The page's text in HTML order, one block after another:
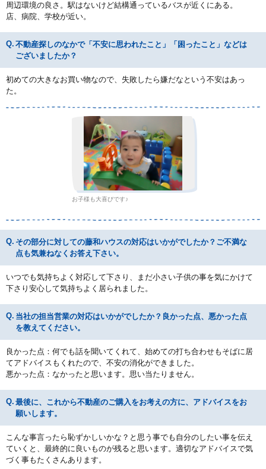
周辺環境の良さ。駅はないけど結構通っているバスが近くにある。
店、病院、学校が近い。
不動産探しのなかで「不安に思われたこと」「困ったこと」などは
ございましたか？
初めての大きなお買い物なので、失敗したら嫌だなという不安はあっ
た。
お子様も大喜びです♪
その部分に対しての藤和ハウスの対応はいかがでしたか？ご不満な
点も気兼ねなくお答え下さい。
いつでも気持ちよく対応して下さり、まだ小さい子供の事を気にかけて
下さり安心して気持ちよく居られました。
当社の担当営業の対応はいかがでしたか？良かった点、悪かった点
を教えてください。
良かった点：何でも話を聞いてくれて、始めての打ち合わせもそばに居
てアドバイスもくれたので、不安の消化ができました。
悪かった点：なかったと思います。思い当たりません。
最後に、これから不動産のご購入をお考えの方に、アドバイスをお
願いします。
こんな事言ったら恥ずかしいかな？と思う事でも自分のしたい事を伝え
ていくと、最終的に良いものが残ると思います。適切なアドバイスで気
づく事もたくさんあります。